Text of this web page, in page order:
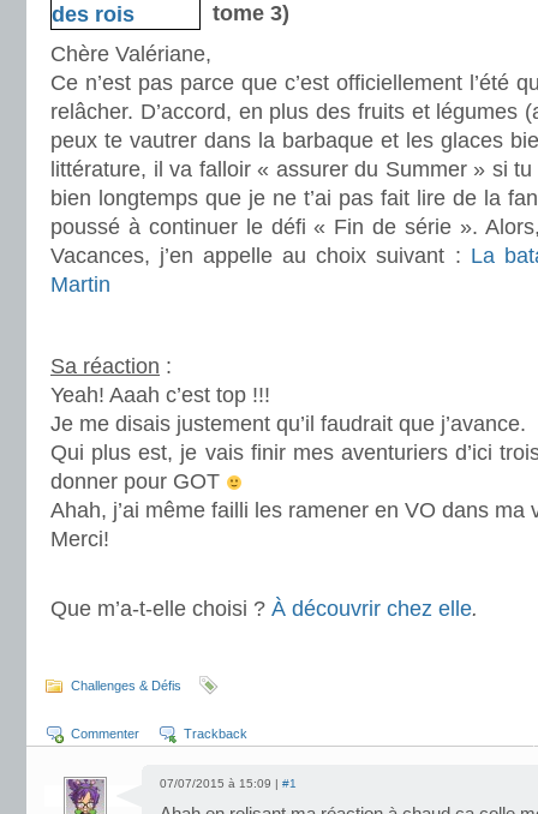
tome 3)
Chère Valériane,
Ce n’est pas parce que c’est officiellement l’été
relâcher. D’accord, en plus des fruits et légumes
peux te vautrer dans la barbaque et les glaces
littérature, il va falloir « assurer du Summer » si
bien longtemps que je ne t’ai pas fait lire de la
poussé à continuer le défi « Fin de série ».
Vacances, j’en appelle au choix suivant : La
Martin
Sa réaction :
Yeah! Aaah c’est top !!!
Je me disais justement qu’il faudrait que j’avance.
Qui plus est, je vais finir mes aventuriers d’ici
donner pour GOT
Ahah, j’ai même failli les ramener en VO dans
Merci!
Que m’a-t-elle choisi ? À découvrir chez elle.
Challenges & Défis
Commenter Trackback
07/07/2015 à 15:09 | #1